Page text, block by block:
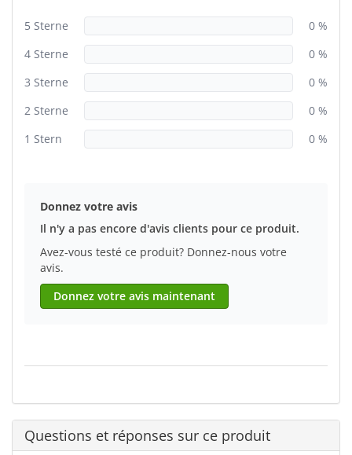
5 Sterne
0 %
4 Sterne
0 %
3 Sterne
0 %
2 Sterne
0 %
1 Stern
0 %
Donnez votre avis
Il n'y a pas encore d'avis clients pour ce produit.
Avez-vous testé ce produit? Donnez-nous votre
avis.
Donnez votre avis maintenant
Questions et réponses sur ce produit